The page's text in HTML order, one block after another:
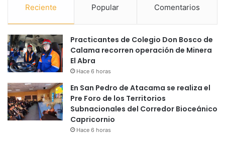
Reciente Popular Comentarios
Practicantes de Colegio Don Bosco de
Calama recorren operación de Minera
El Abra
Hace 6 horas
En San Pedro de Atacama se realiza el
Pre Foro de los Territorios
Subnacionales del Corredor Bioceánico
Capricornio
Hace 6 horas